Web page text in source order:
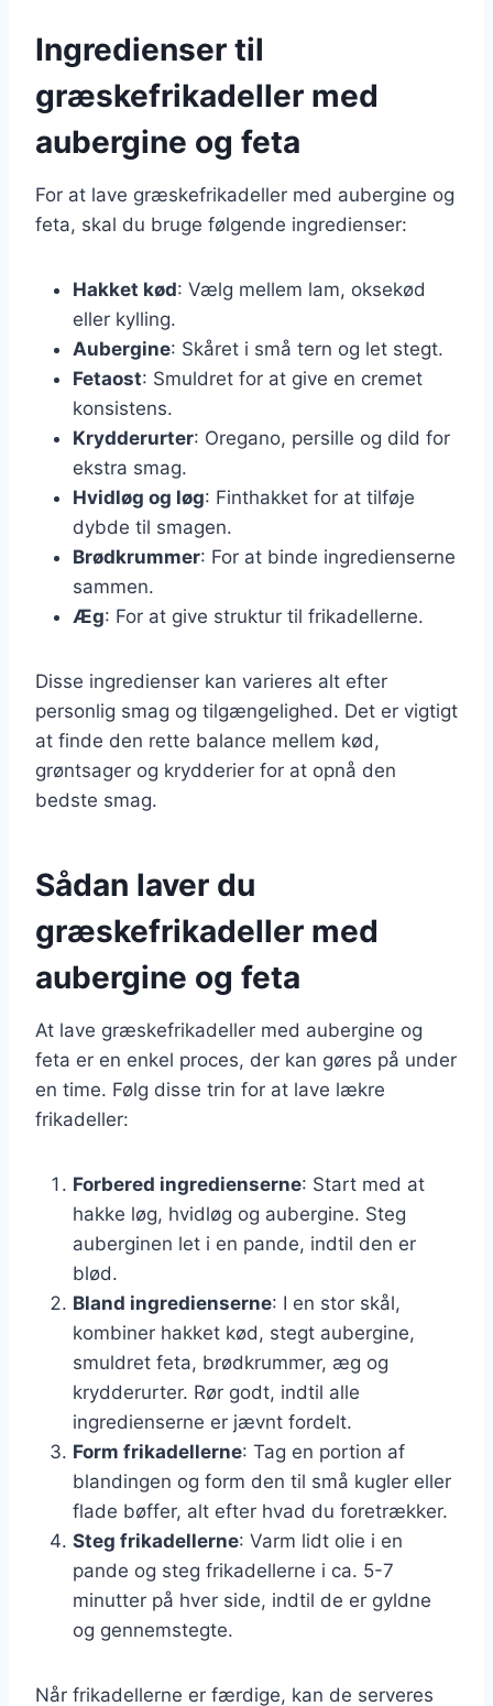
Ingredienser til
græskefrikadeller med
aubergine og feta
For at lave græskefrikadeller med aubergine og
feta, skal du bruge følgende ingredienser:
Hakket kød: Vælg mellem lam, oksekød
eller kylling.
Aubergine: Skåret i små tern og let stegt.
Fetaost: Smuldret for at give en cremet
konsistens.
Krydderurter: Oregano, persille og dild for
ekstra smag.
Hvidløg og løg: Finthakket for at tilføje
dybde til smagen.
Brødkrummer: For at binde ingredienserne
sammen.
Æg: For at give struktur til frikadellerne.
Disse ingredienser kan varieres alt efter
personlig smag og tilgængelighed. Det er vigtigt
at finde den rette balance mellem kød,
grøntsager og krydderier for at opnå den
bedste smag.
Sådan laver du
græskefrikadeller med
aubergine og feta
At lave græskefrikadeller med aubergine og
feta er en enkel proces, der kan gøres på under
en time. Følg disse trin for at lave lækre
frikadeller:
Forbered ingredienserne: Start med at
hakke løg, hvidløg og aubergine. Steg
auberginen let i en pande, indtil den er
blød.
Bland ingredienserne: I en stor skål,
kombiner hakket kød, stegt aubergine,
smuldret feta, brødkrummer, æg og
krydderurter. Rør godt, indtil alle
ingredienserne er jævnt fordelt.
Form frikadellerne: Tag en portion af
blandingen og form den til små kugler eller
flade bøffer, alt efter hvad du foretrækker.
Steg frikadellerne: Varm lidt olie i en
pande og steg frikadellerne i ca. 5-7
minutter på hver side, indtil de er gyldne
og gennemstegte.
Når frikadellerne er færdige, kan de serveres